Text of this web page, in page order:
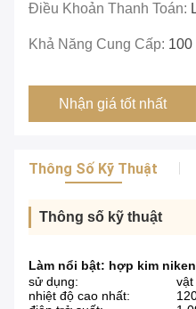
Điều Khoản Thanh Toán:
Khả Năng Cung Cấp: 100
Nhận giá tốt nhất
Thông Số Kỹ Thuật
Thông số kỹ thuật
Làm nổi bật: hợp kim niken
sử dụng:
vật
nhiệt độ cao nhất: